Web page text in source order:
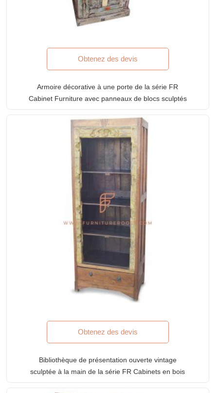
Obtenez des devis
Armoire décorative à une porte de la série FR
Cabinet Furniture avec panneaux de blocs sculptés
Obtenez des devis
Bibliothèque de présentation ouverte vintage
sculptée à la main de la série FR Cabinets en bois